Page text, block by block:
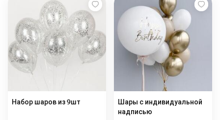
Набор шаров из 9шт
Шары с индивидуальной
надписью